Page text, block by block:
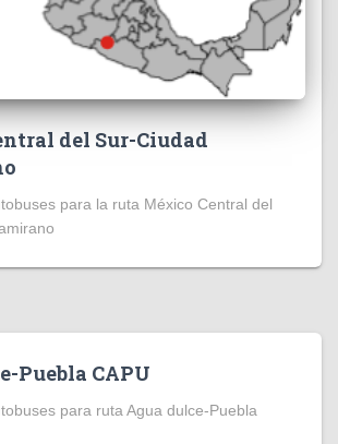
del Sur-Ciudad
para la ruta México Central del
Puebla CAPU
para ruta Agua dulce-Puebla